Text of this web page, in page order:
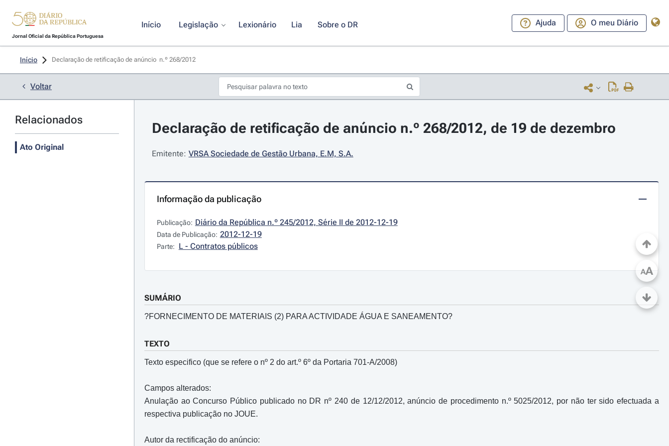
Jornal Oficial da República Portuguesa
Início Legislação Lexionário Lia Sobre o DR Ajuda O meu Diário
Início Declaração de retificação de anúncio  n.º 268/2012
Voltar
Relacionados
Ato Original
Declaração de retificação de anúncio n.º 268/2012, de 19 de dezembro
Emitente: VRSA Sociedade de Gestão Urbana, E.M, S.A.
Informação da publicação
Publicação: Diário da República n.º 245/2012, Série II de 2012-12-19
Data de Publicação: 2012-12-19
Parte: L - Contratos públicos
SUMÁRIO
?FORNECIMENTO DE MATERIAIS (2) PARA ACTIVIDADE ÁGUA E SANEAMENTO?
TEXTO
Texto especifico (que se refere o nº 2 do art.º 6º da Portaria 701-A/2008)
Campos alterados:
Anulação ao Concurso Público publicado no DR nº 240 de 12/12/2012, anúncio de procedimento n.º 5025/2012, por não ter sido efectuada a
respectiva publicação no JOUE.
Autor da rectificação do anúncio:
AA